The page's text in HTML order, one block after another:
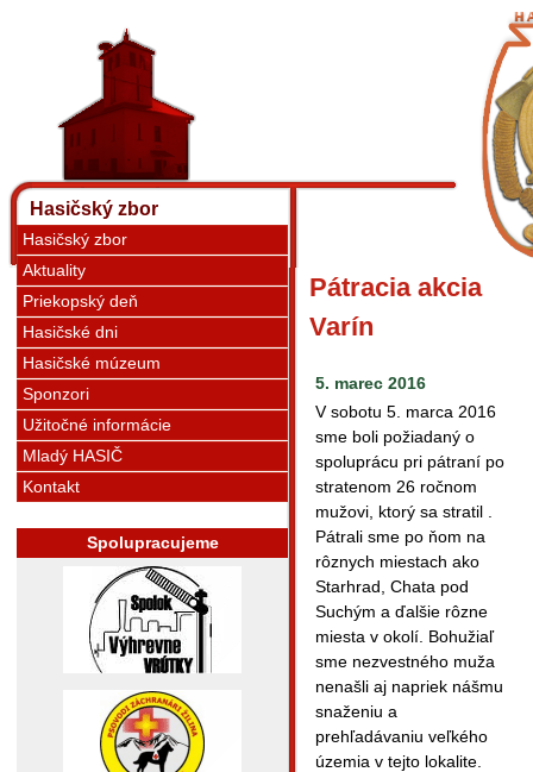
Hasičský zbor
Hasičský zbor
Aktuality
Priekopský deň
Hasičské dni
Hasičské múzeum
Sponzori
Užitočné informácie
Mladý HASIČ
Kontakt
Spolupracujeme
Pátracia akcia
Varín
5. marec 2016
V sobotu 5. marca 2016
sme boli požiadaný o
spoluprácu pri pátraní po
stratenom 26 ročnom
mužovi, ktorý sa stratil .
Pátrali sme po ňom na
rôznych miestach ako
Starhrad, Chata pod
Suchým a ďalšie rôzne
miesta v okolí. Bohužiaľ
sme nezvestného muža
nenašli aj napriek nášmu
snaženiu a
prehľadávaniu veľkého
územia v tejto lokalite.